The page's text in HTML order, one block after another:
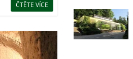
ČTĚTE VÍCE